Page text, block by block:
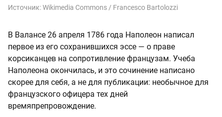
Источник:Wikimedia Commons / Francesco Bartolozzi
В Валансе 26 апреля 1786 года Наполеон написал
первое из его сохранившихся эссе — о праве
корсиканцев на сопротивление французам. Учеба
Наполеона окончилась, и это сочинение написано
скорее для себя, а не для публикации: необычное для
французского офицера тех дней
времяпрепровождение.